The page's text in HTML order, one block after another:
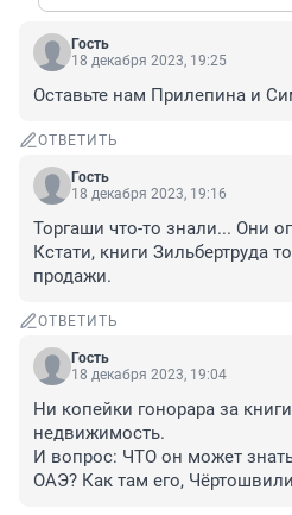
Гость
18 декабря 2023, 19:25
Оставьте нам Прилепина и
ОТВЕТИТЬ
Гость
18 декабря 2023, 19:16
Торгаши что-то знали... Они
Кстати, книги Зильбертруда
продажи.
ОТВЕТИТЬ
Гость
18 декабря 2023, 19:04
Ни копейки гонорара за
недвижимость.
И вопрос: ЧТО он может
ОАЭ? Как там его,